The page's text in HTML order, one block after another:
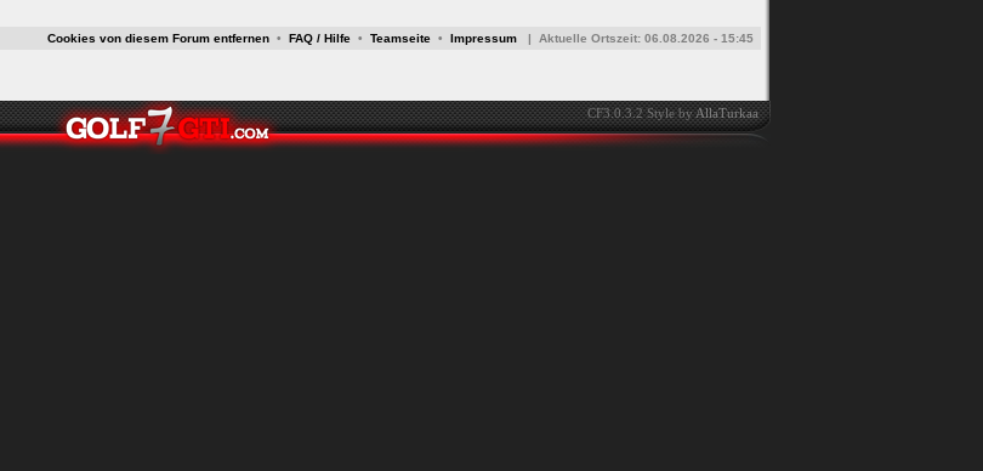
Cookies von diesem Forum entfernen • FAQ / Hilfe • Teamseite • Impressum | Aktuelle Ortszeit: 06.08.2026 - 15:45
CF3.0.3.2 Style byAllaTurkaa